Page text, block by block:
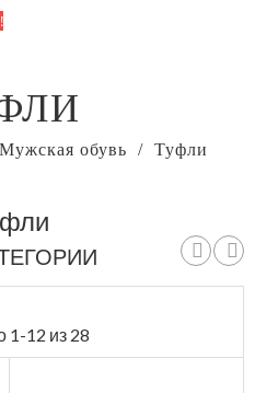
Мужская обувь Туфли
1-12 из 28